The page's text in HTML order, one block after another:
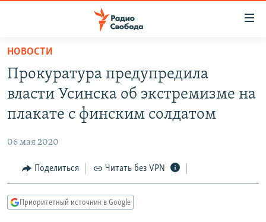
упрощенного
доступа
основному
Вернутся
Вернутся
ПОДКАСТЫ
АВТОРСКИЕ ПРОЕКТЫ
МНЕНИЯ
КУЛЬТУРА
КАВКАЗ.РЕАЛИИ
НОВОСТИ
Прокуратура предупредила
власти Усинска об экстремизме на
плакате с финским солдатом
06 мая 2020
Поделиться Читать без VPN
Приоритетный источник в Google